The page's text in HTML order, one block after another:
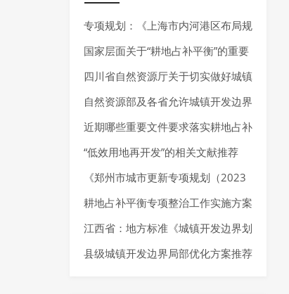
专项规划：《上海市内河港区布局规
划（2025-2035年）》发布
国家层面关于“耕地占补平衡”的重要
政策推荐
四川省自然资源厅关于切实做好城镇
开发边界实施管理的通知 （试行）
（征求意见稿）
自然资源部及各省允许城镇开发边界
局部优化的内容
近期哪些重要文件要求落实耕地占补
平衡制度？还有这些“耕地占补平
衡”相关文献推荐给你~
“低效用地再开发”的相关文献推荐
《郑州市城市更新专项规划（2023
—2035 年）》发布，明确城市更新
空间布局、分区分类指引以及城市更
新项目负面清单
耕地占补平衡专项整治工作实施方案
推荐
江西省：地方标准《城镇开发边界划
定技术规程》公开征求意见
县级城镇开发边界局部优化方案推荐